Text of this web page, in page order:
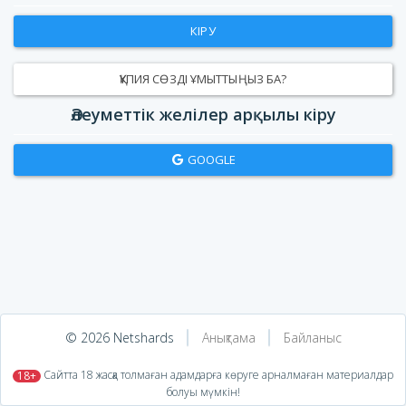
КІРУ
ҚҰПИЯ СӨЗДІ ҰМЫТТЫҢЫЗ БА?
Әлеуметтік желілер арқылы кіру
GOOGLE
© 2026 Netshards Анықтама Байланыс
18+ ​ Сайтта 18 жасқа толмаған адамдарға көруге арналмаған материалдар
болуы мүмкін!